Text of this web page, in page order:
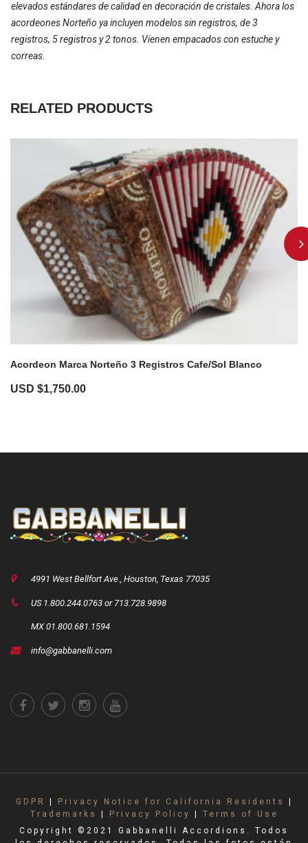
elevados estándares de calidad en decoración de cristales. Ahora los
acordeones Norteño ya incluyen modelos sin registros, de 3
registros, 5 registros y 2 tonos. Vienen empacados con estuche y
correas.
RELATED PRODUCTS
Acordeon Marca Norteño 3 Registros Cafe/Sol Blanco
USD $1,750.00
4991 West Bellfort Ave., Houston, Texas 77035
US 1.800.244.0763 or 713.728.9898
MX 01.800.681.1594
info@gabbanelli.com
GDPR Privacy Notice for California Residents
Trademarks
Privacy Policy
Terms of Use
Copyright ©2021 Gabbanelli Accordions. Todos